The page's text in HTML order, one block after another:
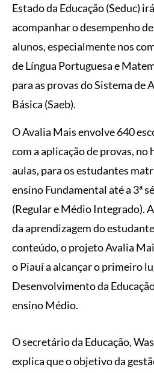
Estado da Educação (Seduc)
acompanhar o desempenho
alunos, especialmente nos
de Língua Portuguesa e
para as provas do Sistema de
Básica (Saeb).
O Avalia Mais envolve 640
com a aplicação de provas,
aulas, para os estudantes
ensino Fundamental até a 3ª
(Regular e Médio Integrado).
da aprendizagem do
conteúdo, o projeto Avalia
o Piauí a alcançar o primeiro
Desenvolvimento da
ensino Médio.
O secretário da Educação,
explica que o objetivo da